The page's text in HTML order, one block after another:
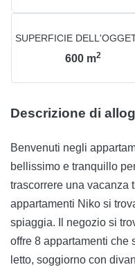
SUPERFICIE
600 m2
Descrizione di
Benvenuti negli
bellissimo e tranquillo
trascorrere una vacanza
appartamenti Niko si
spiaggia. Il negozio si
offre 8 appartamenti che
letto, soggiorno con